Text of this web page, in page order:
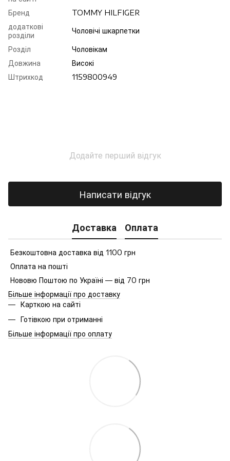
Бренд
TOMMY HILFIGER
додаткові
розділи
Чоловічі шкарпетки
Розділ
Чоловікам
Довжина
Високі
Штрихкод
1159800949
Додайте перший відгук
Написати відгук
Доставка Оплата
Безкоштовна доставка від 1100 грн
Оплата на пошті
Нововю Поштою по Україні — від 70 грн
Більше інформації про доставку
Карткою на сайті
Готівкою при отриманні
Більше інформації про оплату